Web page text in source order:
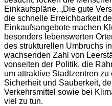
Einkaufspläne. „Die gute
die schnelle Erreichbarkeit
Einkaufsangebote machen
besonders lebenswerten
des strukturellen Umbruchs
wachsenden Zahl von
vonseiten der Politik, die
um attraktive Stadtzentren
Sicherheit und Sauberkeit,
Verkehrsmittel sowie bei
viel zu tun.